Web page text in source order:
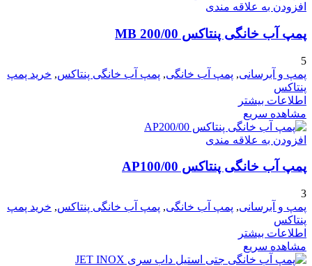
افزودن به علاقه مندی
پمپ آب خانگی پنتاکس MB 200/00
5
پمپ و آبرسانی, پمپ آب خانگی, پمپ آب خانگی پنتاکس, خرید پمپ
پنتاکس
اطلاعات بیشتر
مشاهده سریع
افزودن به علاقه مندی
پمپ آب خانگی پنتاکس AP100/00
3
پمپ و آبرسانی, پمپ آب خانگی, پمپ آب خانگی پنتاکس, خرید پمپ
پنتاکس
اطلاعات بیشتر
مشاهده سریع